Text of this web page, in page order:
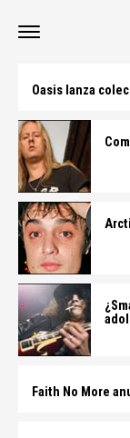
Oasis lanza
Faith No More